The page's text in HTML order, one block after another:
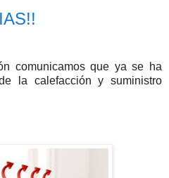
comunicamos que ya se ha
la calefacción y suministro